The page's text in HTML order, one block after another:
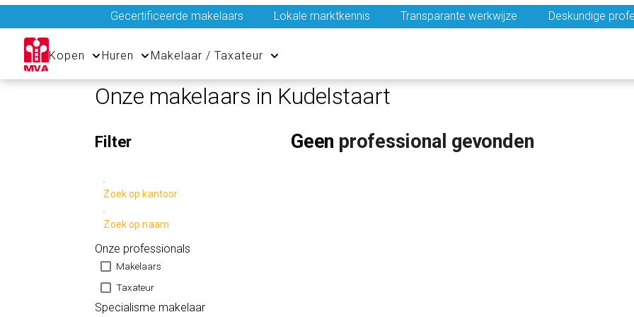
Gecertificeerde makelaars Lokale marktkennis Transparante werkwijze Deskundige
Kopen Huren Makelaar / Taxateur
Onze makelaars in Kudelstaart
Filter
Zoek op kantoor
Zoek op naam
Onze professionals
Makelaars
Taxateur
Specialisme makelaar
Geen professional gevonden